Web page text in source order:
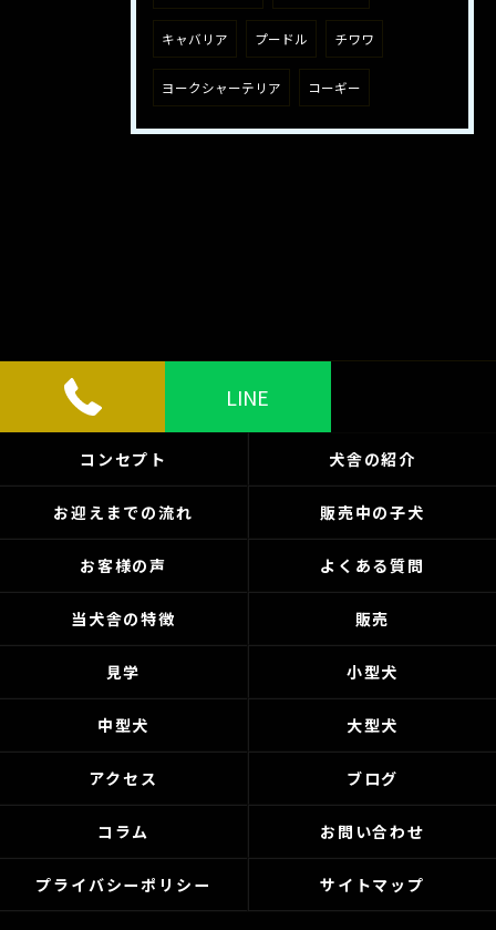
キャバリア プードル チワワ
ヨークシャーテリア コーギー
LINE
コンセプト 犬舎の紹介
お迎えまでの流れ 販売中の子犬
お客様の声 よくある質問
当犬舎の特徴 販売
見学 小型犬
中型犬 大型犬
アクセス ブログ
コラム お問い合わせ
プライバシーポリシー サイトマップ